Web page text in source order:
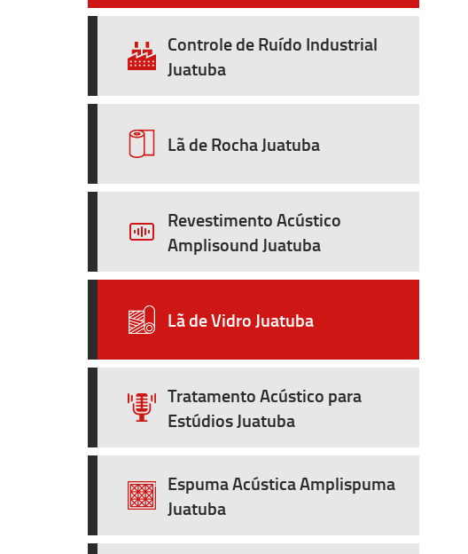
Controle de Ruído Industrial
Juatuba
Lã de Rocha Juatuba
Revestimento Acústico
Amplisound Juatuba
Lã de Vidro Juatuba
Tratamento Acústico para
Estúdios Juatuba
Espuma Acústica Amplispuma
Juatuba